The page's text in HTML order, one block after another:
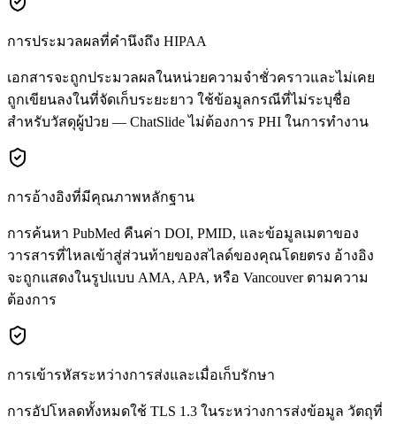
การประมวลผลที่คำนึงถึง HIPAA
เอกสารจะถูกประมวลผลในหน่วยความจำชั่วคราวและไม่เคย
ถูกเขียนลงในที่จัดเก็บระยะยาว ใช้ข้อมูลกรณีที่ไม่ระบุชื่อ
สำหรับวัสดุผู้ป่วย — ChatSlide ไม่ต้องการ PHI ในการทำงาน
การอ้างอิงที่มีคุณภาพหลักฐาน
การค้นหา PubMed คืนค่า DOI, PMID, และข้อมูลเมตาของ
วารสารที่ไหลเข้าสู่ส่วนท้ายของสไลด์ของคุณโดยตรง อ้างอิง
จะถูกแสดงในรูปแบบ AMA, APA, หรือ Vancouver ตามความ
ต้องการ
การเข้ารหัสระหว่างการส่งและเมื่อเก็บรักษา
การอัปโหลดทั้งหมดใช้ TLS 1.3 ในระหว่างการส่งข้อมูล วัตถุที่